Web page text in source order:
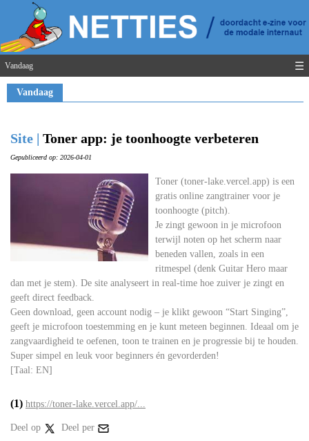
Vandaag ☰
Vandaag
Site | Toner app: je toonhoogte verbeteren
Gepubliceerd op: 2026-04-01
Toner (toner-lake.vercel.app) is een
gratis online zangtrainer voor je
toonhoogte (pitch).
Je zingt gewoon in je microfoon
terwijl noten op het scherm naar
beneden vallen, zoals in een
ritmespel (denk Guitar Hero maar
dan met je stem). De site analyseert in real-time hoe zuiver je zingt en
geeft direct feedback.
Geen download, geen account nodig – je klikt gewoon “Start Singing”,
geeft je microfoon toestemming en je kunt meteen beginnen. Ideaal om je
zangvaardigheid te oefenen, toon te trainen en je progressie bij te houden.
Super simpel en leuk voor beginners én gevorderden!
[Taal: EN]
(1) https://toner-lake.vercel.app/...
Deel op Deel per